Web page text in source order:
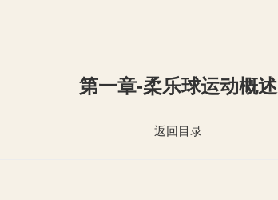
第一章-柔乐球运动概述
返回目录